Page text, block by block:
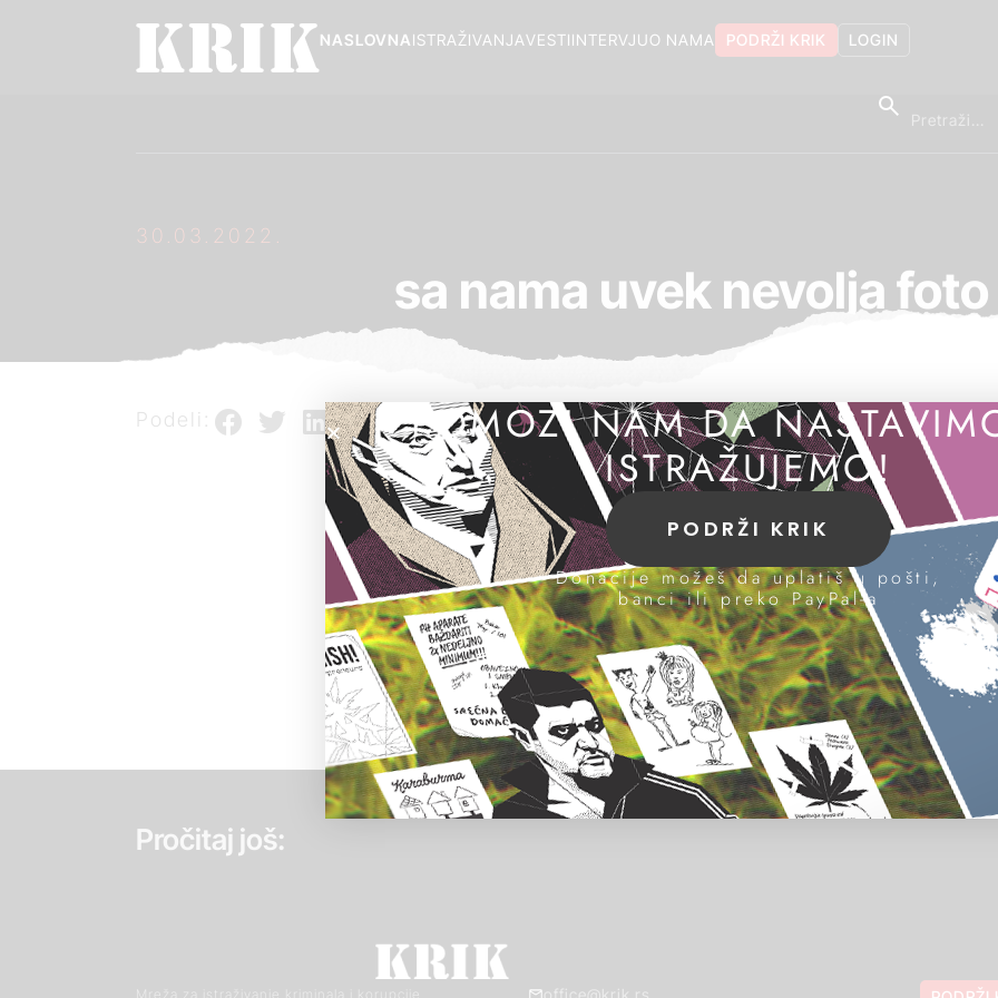
LOGIN
PODRŽI KRIK
O NAMA
INTERVJU
VESTI
ISTRAŽIVANJA
NASLOVNA
30.03.2022.
sa nama uvek nevolja
Podeli:
Pročitaj još:
Mreža za istraživanje kriminala i korupcije office@krik.rs
POMOZI NAM DA
ISTRAŽUJEMO!
PODRŽI KRIK
Donacije možeš da uplatiš u pošti,
banci ili preko PayPal-a